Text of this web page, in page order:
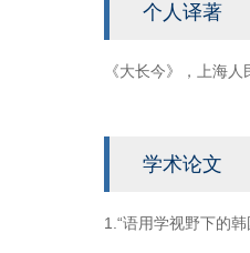
个人译著
《大长今》，上海
学术论文
1.“语用学视野下的